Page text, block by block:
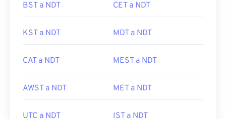
BST a NDT CET a NDT
KST a NDT MDT a NDT
CAT a NDT MEST a NDT
AWST a NDT MET a NDT
UTC a NDT IST a NDT